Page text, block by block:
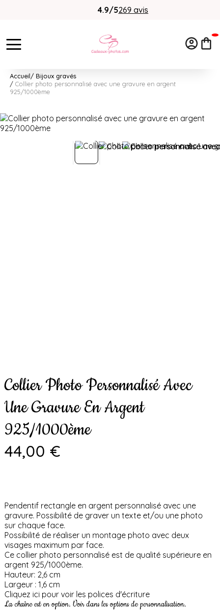
4.9/5269 avis
Accueil
Bijoux gravés
Collier photo personnalisé avec une gravure en argent
925/1000ème
Collier Photo Personnalisé Avec
Une Gravure En Argent
925/1000ème
44,00 €
Pendentif rectangle en argent personnalisé avec une
gravure. Possibilité de graver un texte et/ou une photo
sur chaque face.
Possibilité de réaliser un montage photo avec deux
visages maximum par face.
Ce collier photo personnalisé est de qualité supérieure en
argent 925/1000ème.
Hauteur: 2,6 cm
Largeur : 1,6 cm
Cliquez ici pour voir les polices d'écriture
La chaîne est en option. Voir dans les options de personnalisation.